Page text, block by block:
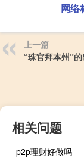
网络
上一篇
“珠官拜本州”
相关问题
p2p理财好做吗